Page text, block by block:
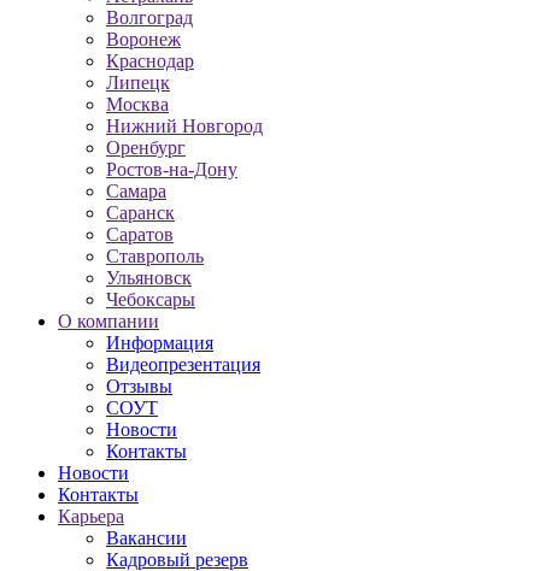
Волгоград
Воронеж
Краснодар
Липецк
Москва
Нижний Новгород
Оренбург
Ростов-на-Дону
Самара
Саранск
Саратов
Ставрополь
Ульяновск
Чебоксары
О компании
Информация
Видеопрезентация
Отзывы
СОУТ
Новости
Контакты
Новости
Контакты
Карьера
Вакансии
Кадровый резерв